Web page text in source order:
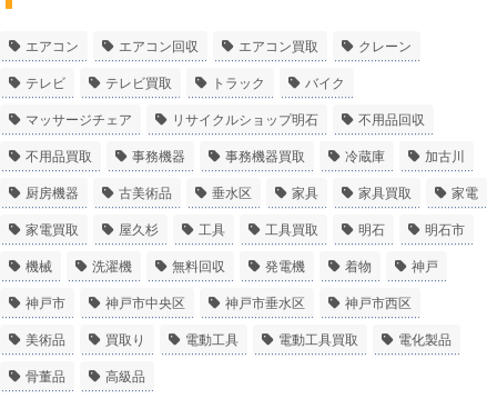
エアコン エアコン回収 エアコン買取 クレーン
テレビ テレビ買取 トラック バイク
マッサージチェア リサイクルショップ明石 不用品回収
不用品買取 事務機器 事務機器買取 冷蔵庫 加古川
厨房機器 古美術品 垂水区 家具 家具買取 家電
家電買取 屋久杉 工具 工具買取 明石 明石市
機械 洗濯機 無料回収 発電機 着物 神戸
神戸市 神戸市中央区 神戸市垂水区 神戸市西区
美術品 買取り 電動工具 電動工具買取 電化製品
骨董品 高級品